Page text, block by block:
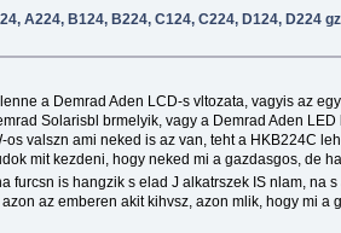
A224, B124, B224, C124, C224, D124, D224
a Demrad Aden LCD-s vltozata, vagyis az
Solarisbl brmelyik, vagy a Demrad Aden
valszn ami neked is az van, teht a HKB224C
mit kezdeni, hogy neked mi a gazdasgos, de
furcsn is hangzik s elad J alkatrszek IS nlam, na
az emberen akit kihvsz, azon mlik, hogy mi a